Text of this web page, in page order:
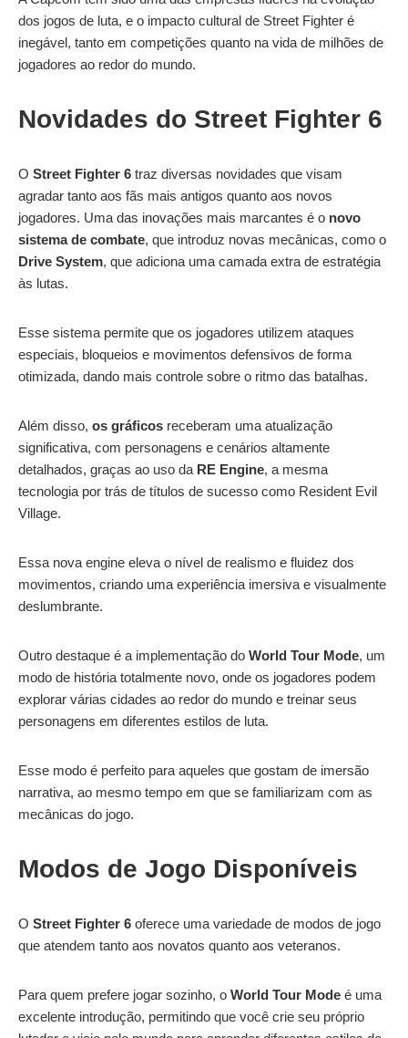
dos jogos de luta, e o impacto cultural de Street Fighter é
inegável, tanto em competições quanto na vida de milhões de
jogadores ao redor do mundo.
Novidades do Street Fighter 6
O Street Fighter 6 traz diversas novidades que visam
agradar tanto aos fãs mais antigos quanto aos novos
jogadores. Uma das inovações mais marcantes é o novo
sistema de combate, que introduz novas mecânicas, como o
Drive System, que adiciona uma camada extra de estratégia
às lutas.
Esse sistema permite que os jogadores utilizem ataques
especiais, bloqueios e movimentos defensivos de forma
otimizada, dando mais controle sobre o ritmo das batalhas.
Além disso, os gráficos receberam uma atualização
significativa, com personagens e cenários altamente
detalhados, graças ao uso da RE Engine, a mesma
tecnologia por trás de títulos de sucesso como Resident Evil
Village.
Essa nova engine eleva o nível de realismo e fluidez dos
movimentos, criando uma experiência imersiva e visualmente
deslumbrante.
Outro destaque é a implementação do World Tour Mode, um
modo de história totalmente novo, onde os jogadores podem
explorar várias cidades ao redor do mundo e treinar seus
personagens em diferentes estilos de luta.
Esse modo é perfeito para aqueles que gostam de imersão
narrativa, ao mesmo tempo em que se familiarizam com as
mecânicas do jogo.
Modos de Jogo Disponíveis
O Street Fighter 6 oferece uma variedade de modos de jogo
que atendem tanto aos novatos quanto aos veteranos.
Para quem prefere jogar sozinho, o World Tour Mode é uma
excelente introdução, permitindo que você crie seu próprio